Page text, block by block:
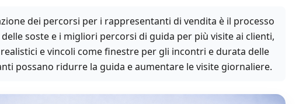
dei percorsi per i rappresentanti di vendita è il processo
soste e i migliori percorsi di guida per più visite ai clienti,
e vincoli come finestre per gli incontri e durata delle
possano ridurre la guida e aumentare le visite giornaliere.